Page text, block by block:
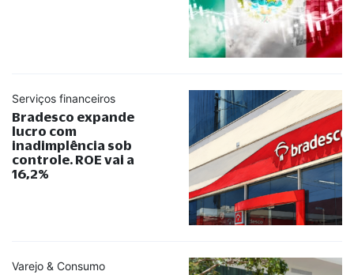
Serviços financeiros
Bradesco expande
lucro com
inadimplência sob
controle. ROE vai a
16,2%
Varejo & Consumo